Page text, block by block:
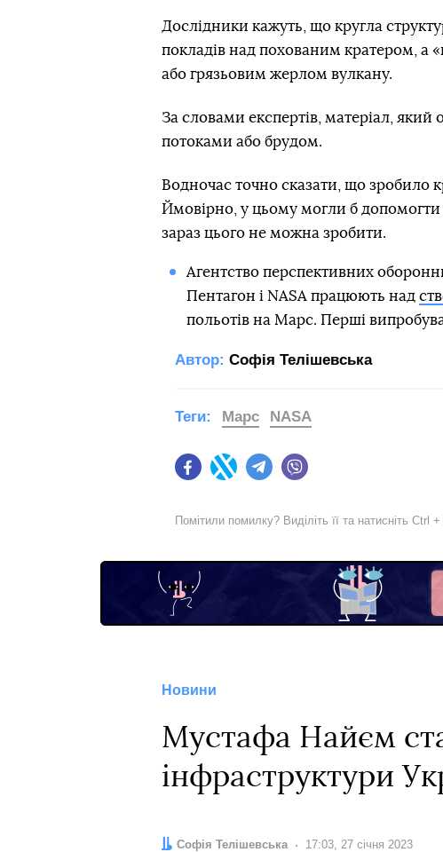
Дослідники кажуть, що кругла
покладів над похованим кратером, а
або грязьовим жерлом вулкану.
За словами експертів, матеріал,
потоками або брудом.
Водночас точно сказати, що
Ймовірно, у цьому могли б допомогти
зараз цього не можна зробити.
Агентство перспективних
Пентагон і NASA працюють над
польотів на Марс. Перші
Автор: Софія Телішевська
FacebookTwitter Telegram
Теги: Марс NASA
Помітили помилку? Виділіть її та натисніть Ctrl +
Новини
Мустафа Найєм
інфраструктури
Автор:
Софія Телішевська Дата:
17:03, 27 січня 2023